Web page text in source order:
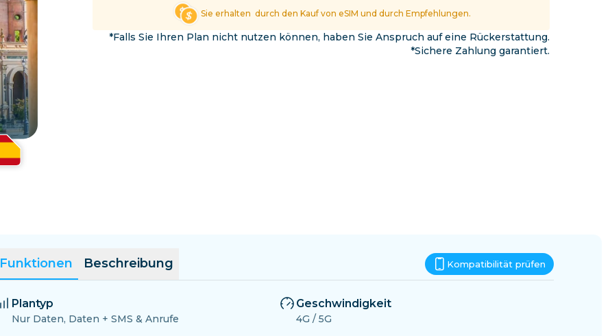
Sie erhalten durch den Kauf von eSIM und durch Empfehlungen.
*Falls Sie Ihren Plan nicht nutzen können, haben Sie Anspruch auf eine Rückerstattung.
*Sichere Zahlung garantiert.
Funktionen Beschreibung Kompatibilität prüfen
Plantyp
Nur Daten, Daten + SMS & Anrufe
Geschwindigkeit
4G / 5G